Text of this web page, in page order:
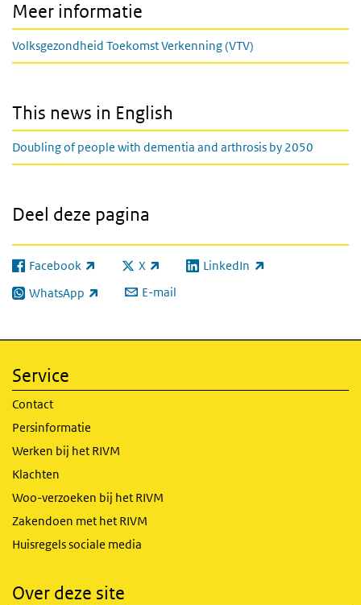
Meer informatie
Volksgezondheid Toekomst Verkenning (VTV)
This news in English
Doubling of people with dementia and arthrosis by 2050
Deel deze pagina
Facebook
(externe link) X
(externe link) LinkedIn
(externe link)
WhatsApp
(externe link) E-mail
Service
Contact
Persinformatie
Werken bij het RIVM
Klachten
Woo-verzoeken bij het RIVM
Zakendoen met het RIVM
Huisregels sociale media
Over deze site